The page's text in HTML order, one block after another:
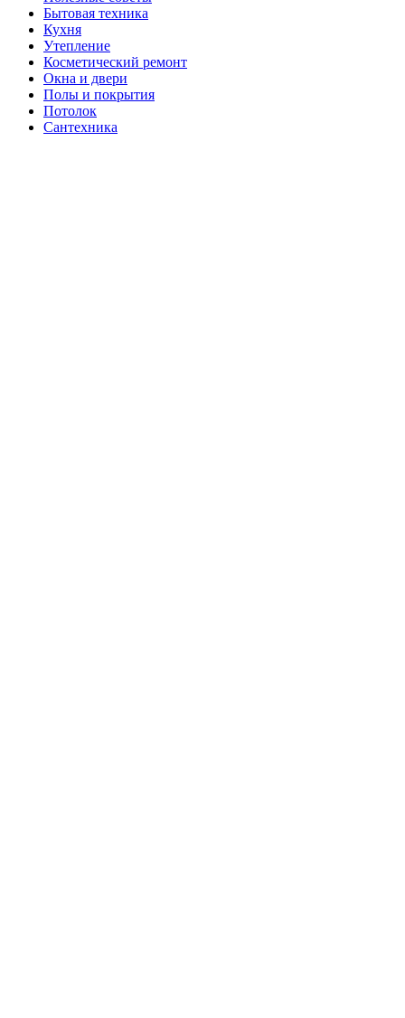
Бытовая техника
Кухня
Утепление
Косметический ремонт
Окна и двери
Полы и покрытия
Потолок
Сантехника